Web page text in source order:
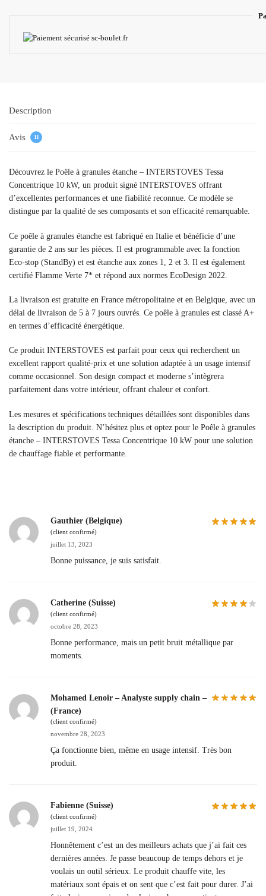
Description
Avis 11
Découvrez le Poêle à granules étanche – INTERSTOVES Tessa
Concentrique 10 kW, un produit signé INTERSTOVES offrant
d’excellentes performances et une fiabilité reconnue. Ce modèle se
distingue par la qualité de ses composants et son efficacité remarquable.
Ce poêle à granules étanche est fabriqué en Italie et bénéficie d’une
garantie de 2 ans sur les pièces. Il est programmable avec la fonction
Eco-stop (StandBy) et est étanche aux zones 1, 2 et 3. Il est également
certifié Flamme Verte 7* et répond aux normes EcoDesign 2022.
La livraison est gratuite en France métropolitaine et en Belgique, avec un
délai de livraison de 5 à 7 jours ouvrés. Ce poêle à granules est classé A+
en termes d’efficacité énergétique.
Ce produit INTERSTOVES est parfait pour ceux qui recherchent un
excellent rapport qualité-prix et une solution adaptée à un usage intensif
comme occasionnel. Son design compact et moderne s’intègrera
parfaitement dans votre intérieur, offrant chaleur et confort.
Les mesures et spécifications techniques détaillées sont disponibles dans
la description du produit. N’hésitez plus et optez pour le Poêle à granules
étanche – INTERSTOVES Tessa Concentrique 10 kW pour une solution
de chauffage fiable et performante.
Gauthier (Belgique)
(client confirmé)
juillet 13, 2023
Bonne puissance, je suis satisfait.
Catherine (Suisse)
(client confirmé)
octobre 28, 2023
Bonne performance, mais un petit bruit métallique par
moments.
Mohamed Lenoir – Analyste supply chain –
(France)
(client confirmé)
novembre 28, 2023
Ça fonctionne bien, même en usage intensif. Très bon
produit.
Fabienne (Suisse)
(client confirmé)
juillet 19, 2024
Honnêtement c’est un des meilleurs achats que j’ai fait ces
dernières années. Je passe beaucoup de temps dehors et je
voulais un outil sérieux. Le produit chauffe vite, les
matériaux sont épais et on sent que c’est fait pour durer. J’ai